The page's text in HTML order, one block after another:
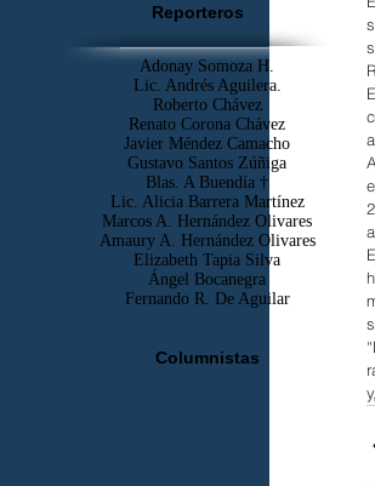
Reporteros
Adonay Somoza H.
Lic. Andrés Aguilera.
Roberto Chávez
Renato Corona Chávez
Javier Méndez Camacho
Gustavo Santos Zúñiga
Blas. A Buendía †
​Lic. Alicia Barrera Martínez
Marcos A. Hernández Olivares
Amaury A. Hernández Olivares
Elizabeth Tapia Silva
Ángel Bocanegra
Fernando R. De Aguilar
Columnistas